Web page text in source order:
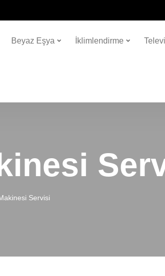
Beyaz Eşya İklimlendirme
Servisi